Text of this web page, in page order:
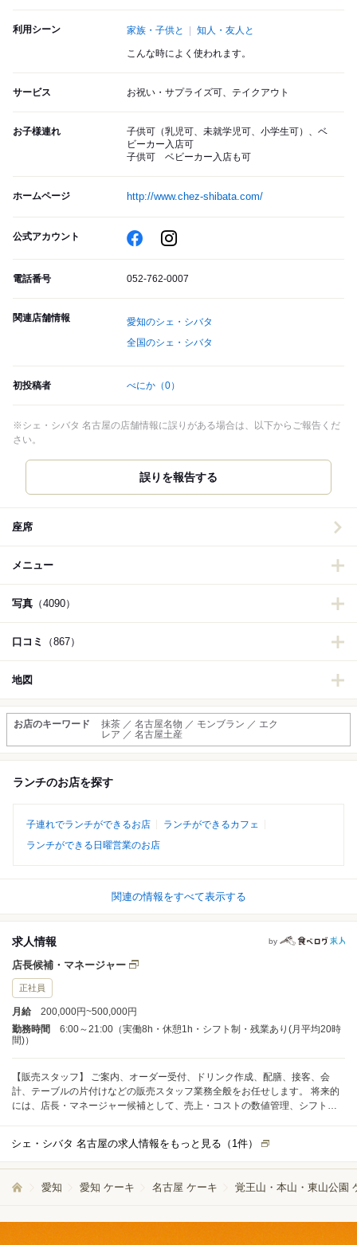
利用シーン 家族・子供と 知人・友人と
こんな時によく使われます。
サービス お祝い・サプライズ可、テイクアウト
お子様連れ
子供可（乳児可、未就学児可、小学生可）、ベ
ビーカー入店可
子供可 ベビーカー入店も可
ホームページ http://www.chez-shibata.com/
公式アカウント
電話番号 052-762-0007
関連店舗情報
愛知のシェ・シバタ
全国のシェ・シバタ
初投稿者 べにか （0）
※シェ・シバタ 名古屋の店舗情報に誤りがある場合は、以下からご報告くだ
さい。
誤りを報告する
座席
メニュー
写真 （4090）
口コミ （867）
地図
お店のキーワード
抹茶 ／ 名古屋名物 ／ モンブラン ／ エク
レア ／ 名古屋土産
ランチのお店を探す
子連れでランチができるお店
ランチができるカフェ
ランチができる日曜営業のお店
関連の情報をすべて表示する
求人情報 by
店長候補・マネージャー
正社員
月給
200,000円~500,000円
勤務時間
6:00～21:00（実働8h・休憩1h・シフト制・残業あり(月平均20時
間)）
【販売スタッフ】 ご案内、オーダー受付、ドリンク作成、配膳、接客、会
計、テーブルの片付けなどの販売スタッフ業務全般をお任せします。 将来的
には、店長・マネージャー候補として、売上・コストの数値管理、シフト管
シェ・シバタ 名古屋の求人情報をもっと見る（ 1件）
愛知 愛知 ケーキ 名古屋 ケーキ 覚王山・本山・東山公園